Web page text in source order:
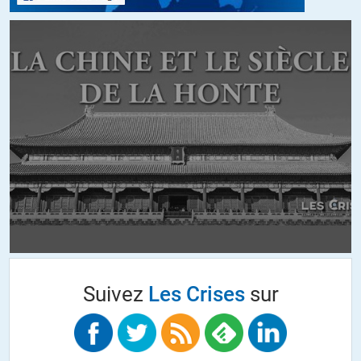
appliquant rigoureusement des LOIS qui ont été IMPOSÉES par les
Avec un cadre aussi strict, comment voulez-vous que la « justice
non pas sur la LÉGALITÉ ?
Si demain une loi était votée stipulant que tout ploutocrate peut
légalement saisir à sa convenance l’ensemble des biens d’un « moins
que rien » elle appliquerait sans sourciller cette loi car elle serait
gravée dans le marbre de la loi.
Il serait temps de se réveiller, ce sont les FONDATIONS mêmes de
font simplement le boulot pour lequel ils sont payés.
Et il en va de même pour TOUS les services régaliens : La police,
Si ces services régaliens étaient directement dépendants de la
Suivez Les Crisessur